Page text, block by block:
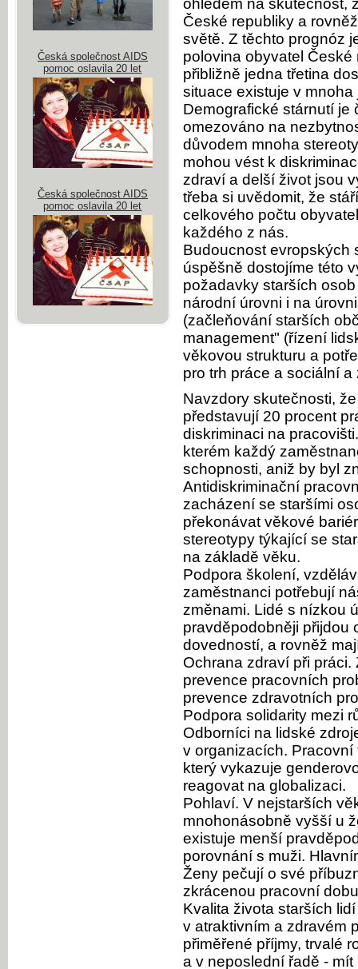
ohledem na skutečnost,
České republiky a
světě. Z těchto prognóz
polovina obyvatel
přibližně jedna třetina
situace existuje v
Demografické stárnutí
omezováno na
důvodem mnoha
mohou vést k
zdraví a delší život jsou
třeba si uvědomit, že
celkového počtu
každého z nás.
Budoucnost evropských
úspěšně dostojíme této
požadavky starších
národní úrovni i na
(začleňování starších
management" (řízení
věkovou strukturu a
pro trh práce a sociální
Navzdory skutečnosti,
představují 20 procent
diskriminaci na
kterém každý
schopnosti, aniž by byl
Antidiskriminační
zacházení se staršími
překonávat věkové
stereotypy týkající se
na základě věku.
Podpora školení,
zaměstnanci potřebují
změnami. Lidé s nízkou
pravděpodobněji přijdou
dovedností, a rovněž
Ochrana zdraví při
prevence pracovních
prevence zdravotních
Podpora solidarity mezi
Odborníci na lidské
v organizacích.
který vykazuje
reagovat na globalizaci.
Pohlaví. V nejstarších
mnohonásobně vyšší u
existuje menší
porovnání s muži.
Ženy pečují o své
zkrácenou pracovní
Kvalita života starších
v atraktivním a zdravém
přiměřené příjmy, trvalé
a v neposlední řadě -
Česká společnost AIDS
pomoc oslavila 20 let
Česká společnost AIDS
pomoc oslavila 20 let